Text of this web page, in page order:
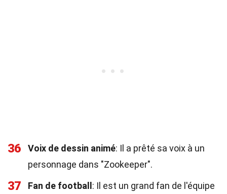
36 Voix de dessin animé: Il a prêté sa voix à un
personnage dans "Zookeeper".
37 Fan de football : Il est un grand fan de l'équipe